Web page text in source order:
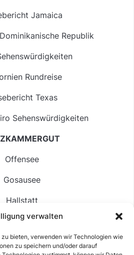
verwalten
zu bieten, verwenden wir Technologien wie
zu speichern und/oder darauf
Jamaica
Republik
Rundreise
Texas
Sehenswürdigkeiten
Offensee
Gosausee
Hallstatt
See